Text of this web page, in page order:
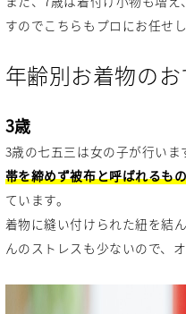
すのでこちらもプロにお任せ
年齢別お着物の
3歳
3歳の七五三は女の子が行いま
帯を締めず被布と呼ばれるも
ています。
着物に縫い付けられた紐を結
んのストレスも少ないので、